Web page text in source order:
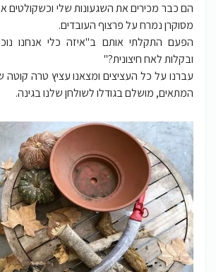
הם כבר מכירים את השגעונות שלי וכשקולטים
מסוקרן נמרח על פרצוף העובדים.
הפעם התקלתי אותם ב"איזה כלי אנחנו
ובקלות לאח חיצונית?"
עברנו על כל העציצים ומצאנו עציץ טרה קוטה
המתאים, מושלם בגודלו לשולחן שלנו בגינה.